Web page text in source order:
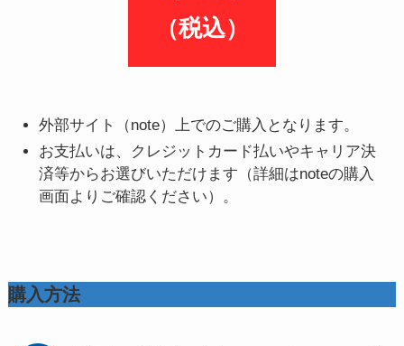
（税込）
外部サイト（note）上でのご購入となります。
お支払いは、クレジットカード払いやキャリア決
済等からお選びいただけます（詳細はnoteの購入
画面よりご確認ください）。
購入方法